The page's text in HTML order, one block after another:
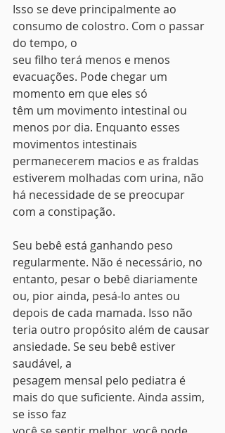
Isso se deve principalmente ao
consumo de colostro. Com o passar
do tempo, o
seu filho terá menos e menos
evacuações. Pode chegar um
momento em que eles só
têm um movimento intestinal ou
menos por dia. Enquanto esses
movimentos intestinais
permanecerem macios e as fraldas
estiverem molhadas com urina, não
há necessidade de se preocupar
com a constipação.
Seu bebê está ganhando peso
regularmente. Não é necessário, no
entanto, pesar o bebê diariamente
ou, pior ainda, pesá-lo antes ou
depois de cada mamada. Isso não
teria outro propósito além de causar
ansiedade. Se seu bebê estiver
saudável, a
pesagem mensal pelo pediatra é
mais do que suficiente. Ainda assim,
se isso faz